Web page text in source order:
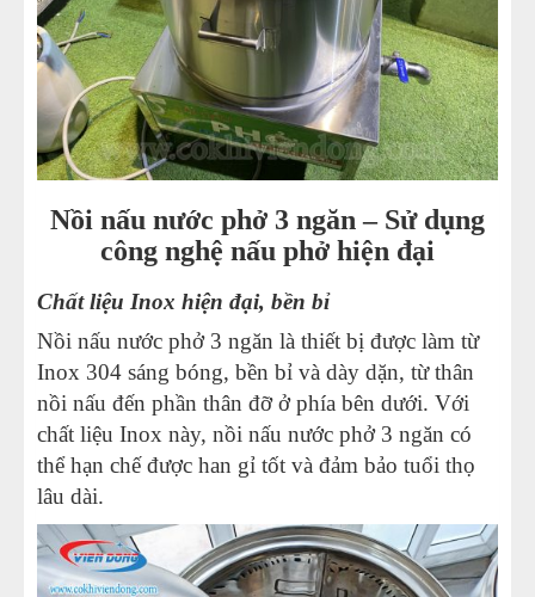
Nồi nấu nước phở 3 ngăn – Sử dụng
công nghệ nấu phở hiện đại
Chất liệu Inox hiện đại, bền bỉ
Nồi nấu nước phở 3 ngăn là thiết bị được làm từ
Inox 304 sáng bóng, bền bỉ và dày dặn, từ thân
nồi nấu đến phần thân đỡ ở phía bên dưới. Với
chất liệu Inox này, nồi nấu nước phở 3 ngăn có
thể hạn chế được han gỉ tốt và đảm bảo tuổi thọ
lâu dài.